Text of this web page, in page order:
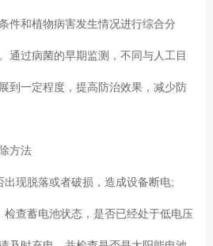
件和植物病害发生情况进行综合分
通过病菌的早期监测，不同与人工目
到一定程度，提高防治效果，减少防
方法
出现脱落或者破损，造成设备断电;
检查蓄电池状态，是否已经处于低电压